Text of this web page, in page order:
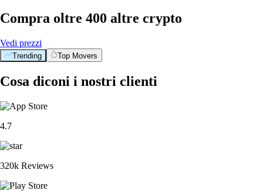
Compra oltre 400 altre crypto
Vedi prezzi
Trending Top Movers
Cosa diconi i nostri clienti
4.7
320k Reviews